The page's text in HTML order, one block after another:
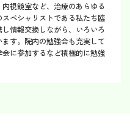
視鏡室など、治療のあらゆる
ペシャリストである私たち臨
情報交換しながら、いろいろ
す。院内の勉強会も充実して
に参加するなど積極的に勉強